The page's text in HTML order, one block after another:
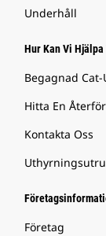
Underhåll
Hur Kan Vi
Begagnad
Hitta En
Kontakta Oss
Företag